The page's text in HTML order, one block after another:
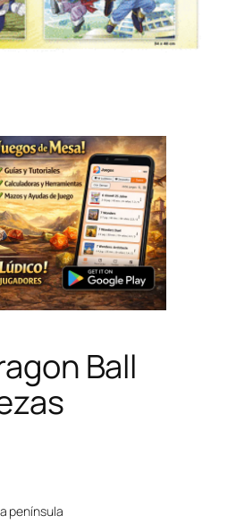
Ball
península